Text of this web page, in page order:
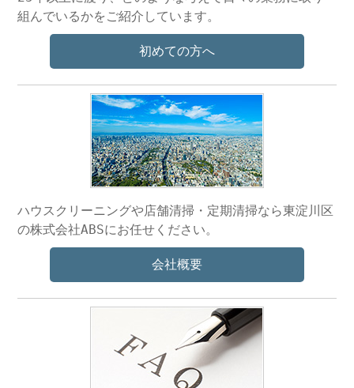
組んでいるかをご紹介しています。
初めての方へ
ハウスクリーニングや店舗清掃・定期清掃なら東淀川区
の株式会社ABSにお任せください。
会社概要